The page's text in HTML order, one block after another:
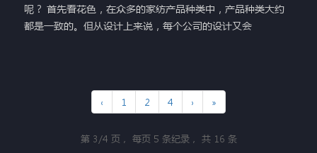
呢？ 首先看花色，在众多的家纺产品种类中，产品种类大约
都是一致的。但从设计上来说，每个公司的设计又会
‹ 1 2 4 › »
第 3/4 页， 每页 5 条纪录， 共 16 条